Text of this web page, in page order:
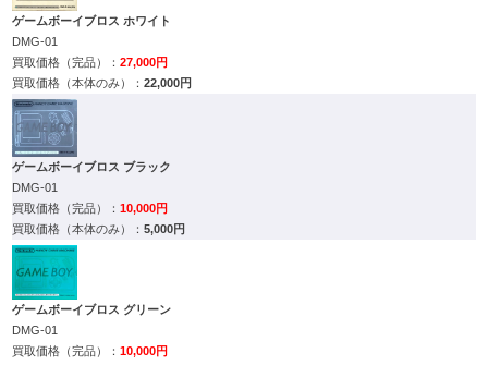
ゲームボーイブロス ホワイト
DMG-01
27,000円
22,000円
ゲームボーイブロス ブラック
DMG-01
10,000円
5,000円
ゲームボーイブロス グリーン
DMG-01
10,000円